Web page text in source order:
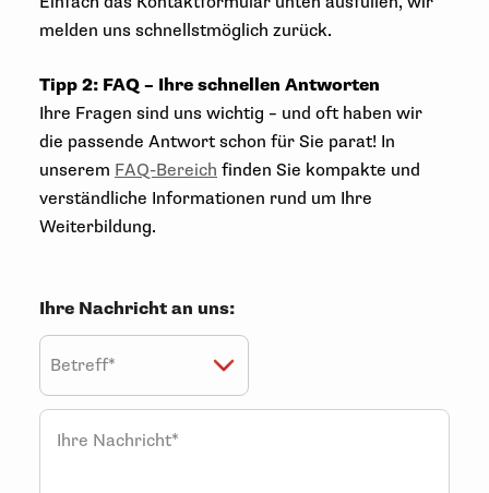
melden uns schnellstmöglich zurück.
Tipp 2: FAQ – Ihre schnellen Antworten
Ihre Fragen sind uns wichtig – und oft haben wir
die passende Antwort schon für Sie parat! In
unserem FAQ-Bereich finden Sie kompakte und
verständliche Informationen rund um Ihre
Weiterbildung.
Ihre Nachricht an uns:
Ihre Nachricht*